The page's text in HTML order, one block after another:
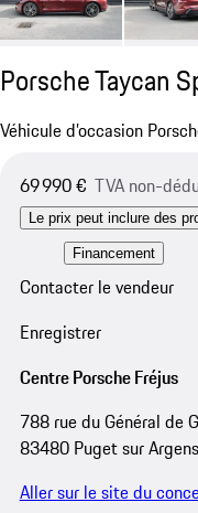
Porsche Taycan
Véhicule d’occasion
69 990 € TVA non-
Le prix peut inclure des
Financement
Contacter le vendeur
Enregistrer
Centre Porsche Fréjus
788 rue du Général de
83480 Puget sur Argens
Aller sur le site du